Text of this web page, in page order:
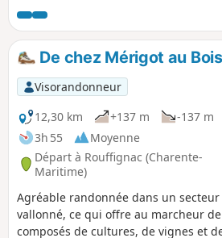
De chez Mérigot au
Visorandonneur
12,30 km
+137 m
-137 m
3h 55
Moyenne
Départ à Rouffignac (Charente-
Maritime)
Agréable randonnée dans un secteur
vallonné, ce qui offre au marcheur
composés de cultures, de vignes et